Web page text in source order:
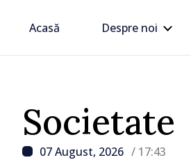
Acasă Despre noi
Societate
07 August, 2026 / 17:43